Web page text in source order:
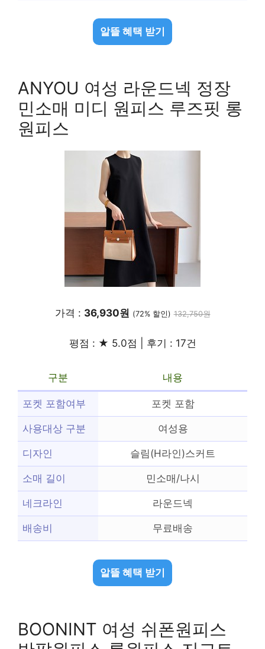
알뜰 혜택 받기
ANYOU 여성 라운드넥 정장
민소매 미디 원피스 루즈핏 롱
원피스
가격 : 36,930원 (72% 할인) 132,750원
평점 : ★ 5.0점 | 후기 : 17건
구분 내용
포켓 포함여부 포켓 포함
사용대상 구분 여성용
디자인 슬림(H라인)스커트
소매 길이 민소매/나시
네크라인 라운드넥
배송비 무료배송
알뜰 혜택 받기
BOONINT 여성 쉬폰원피스